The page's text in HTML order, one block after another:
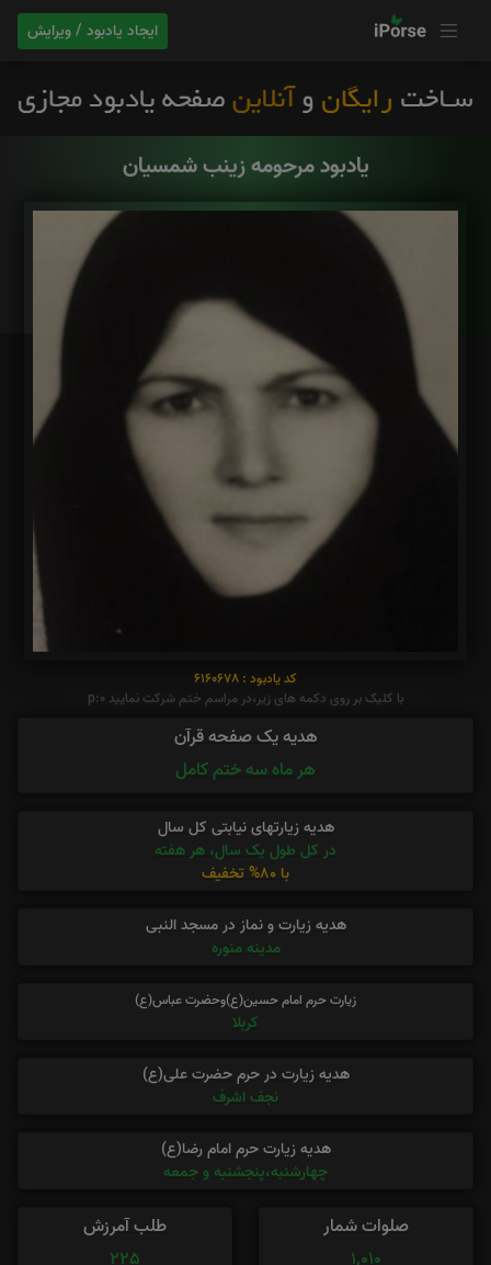
ایجاد یادبود / ویرایش
یادبود مرحومه زینب شمسیان
کد یادبود : 6160678
با کلیک بر روی دکمه های زیر،در مراسم ختم شرکت نمایید p:0
هدیه یک صفحه قرآن
هر ماه سه ختم کامل
هدیه زیارتهای نیابتی کل سال
در کل طول یک سال، هر هفته
با 80% تخفیف
هدیه زیارت و نماز در مسجد النبی
مدینه منوره
زیارت حرم امام حسین(ع)وحضرت عباس(ع)
کربلا
هدیه زیارت در حرم حضرت علی(ع)
نجف اشرف
هدیه زیارت حرم امام رضا(ع)
چهارشنبه،پنجشنبه و جمعه
صلوات شمار
طلب آمرزش